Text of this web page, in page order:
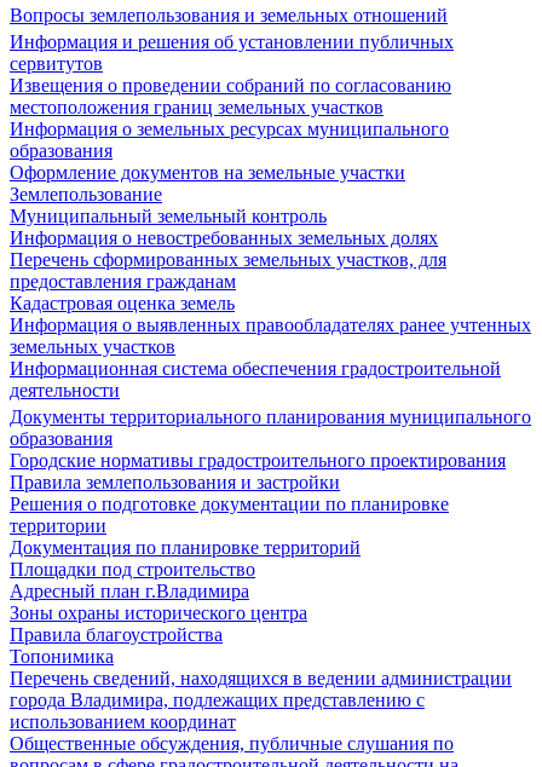
Вопросы землепользования и земельных отношений
Информация и решения об установлении публичных
сервитутов
Извещения о проведении собраний по согласованию
местоположения границ земельных участков
Информация о земельных ресурсах муниципального
образования
Оформление документов на земельные участки
Землепользование
Муниципальный земельный контроль
Информация о невостребованных земельных долях
Перечень сформированных земельных участков, для
предоставления гражданам
Кадастровая оценка земель
Информация о выявленных правообладателях ранее учтенных
земельных участков
Информационная система обеспечения градостроительной
деятельности
Документы территориального планирования муниципального
образования
Городские нормативы градостроительного проектирования
Правила землепользования и застройки
Решения о подготовке документации по планировке
территории
Документация по планировке территорий
Площадки под строительство
Адресный план г.Владимира
Зоны охраны исторического центра
Правила благоустройства
Топонимика
Перечень сведений, находящихся в ведении администрации
города Владимира, подлежащих представлению с
использованием координат
Общественные обсуждения, публичные слушания по